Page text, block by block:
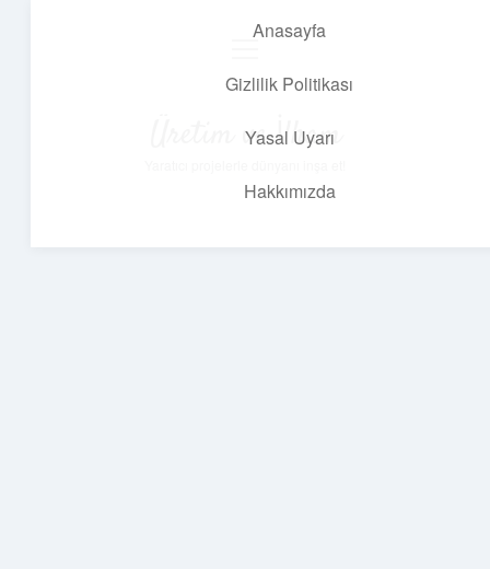
Anasayfa
Gizlilik Politikası
Yasal Uyarı
Hakkımızda
Üretim ve İlham